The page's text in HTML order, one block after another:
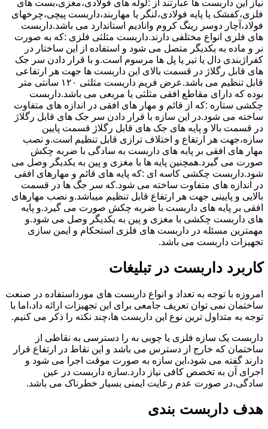
نیاز این داربست ها عبارتند از :لوله های فولادی،مغزی،بست های
فلزی،کفشک یا پایه فولادی،لنگر یا مهاربند،داربست پیچی،چرخهای
فولاد،آچار دوسر رینگ کروم وانادیم استاندارد می باشد.داربست
های فلزی انواع مختلفی دارند.داربست مثلثی فلزی :که به صورت
نر و ماده به یکدیگر متصل می شود و استفاده از این ساختار در
کفراژبندی دال یا تیر یا پل ها مرسوم است.و با قرار دادن سر جک
های قابل رگلاژ در قسمت بالای این داربست ها جهت هر ارتفاعی
قابل تنظیم می باشد.عرض فریم داربست مثلثی ۱۲۰ سانتی متر
بوده که دارای مقاطع افقی مثلثی یا مربعی می باشد.داربست
چکشی ستاره :که از قائم و مهار های افقی در اندازه های متفاوت
ساخته می شود.در این سازه با قرار دادن سر جک های قابل رگلاژ
در قسمت بالا و پایه های جک های قابل رگلاژ قسمت پایین
سازه،جهت هر ارتفاع و اختلاف ترازی قابل تنظیم است.و نصب
مهار های افقی بر پایه های داربست به سادگی با ضربه چکش
صورت می گیرد.همچنین پایه ها با مغزی و پین به یکدیگر وصل می
شود.داربست چکشی کاسه ای :که پایه های قائم و مهارهای افقی
در اندازه های متفاوت ساخته می شود.که سر جگ ها در قسمت
بالایی و پایینی جهت هر ارتفاع قابل تنظیم میباشد.و نصب مهارهای
افقی بر پایه های داربست با ضربه چکش صورت می گیرد.و پایه
های داربست چکشی با مغزی و پین به یکدیگر وصل می شود.و
مهمترین مسئله در داربست های فلزی استحکام و ایمن سازی
تجهیزات داربست می باشد.
کاربرد داربست در تبلیغات
امروزه با توجه به تعداد و انواع داربست های مورداستفاده در صنعت
ساختمان نمی توان تعریف جامعی برای این تجهیزات ارائه داد،اما با
توجه به متداول ترین نوع این داربست ها،چند نکته را ذکر می کنیم.
داربست یک سازه فلزی یا چوبی به را دسترسی به نقاطی از
ساختمان که خارج از دسترس می باشد و این نقاط در ارتفاع قرار
دارند گفته می شود،این سازه به صورت موقت اجرا می شود و
اجرای آن به تخصص کافی نیاز دارد.سازه داربست در عین
سادگی،در صورت عدم رعایت ایمنی بسیار خطرناک می باشد.
هدف داربست بندی